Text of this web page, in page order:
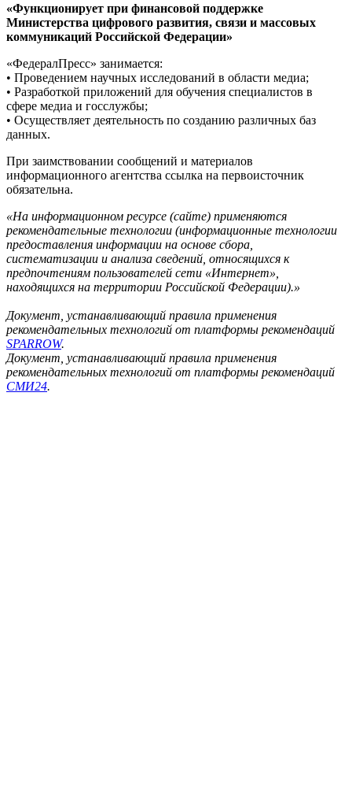
«Функционирует при финансовой поддержке
Министерства цифрового развития, связи и массовых
коммуникаций Российской Федерации»
«ФедералПресс» занимается:
• Проведением научных исследований в области медиа;
• Разработкой приложений для обучения специалистов в
сфере медиа и госслужбы;
• Осуществляет деятельность по созданию различных баз
данных.
При заимствовании сообщений и материалов
информационного агентства ссылка на первоисточник
обязательна.
«На информационном ресурсе (сайте) применяются
рекомендательные технологии (информационные технологии
предоставления информации на основе сбора,
систематизации и анализа сведений, относящихся к
предпочтениям пользователей сети «Интернет»,
находящихся на территории Российской Федерации).»
Документ, устанавливающий правила применения
рекомендательных технологий от платформы рекомендаций
SPARROW.
Документ, устанавливающий правила применения
рекомендательных технологий от платформы рекомендаций
СМИ24.